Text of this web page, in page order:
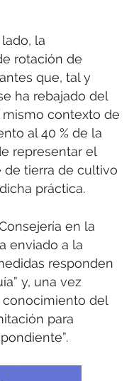
la
rotación de
que, tal y
ha rebajado del
mismo contexto de
al 40 % de la
representar el
de tierra de cultivo
práctica.
en la
enviado a la
responden
y, una vez
conocimiento del
para